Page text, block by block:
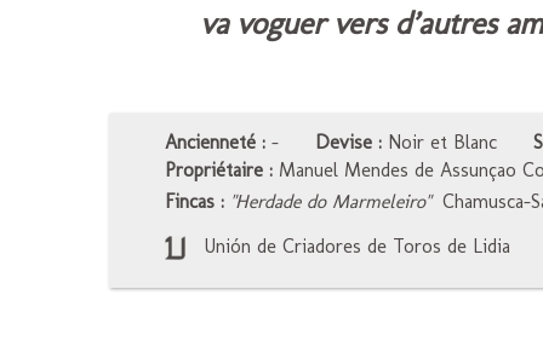
va voguer vers d’autres
Ancienneté : - Devise : Noir et Blanc
Propriétaire : Manuel Mendes de Assunçao
Fincas : "Herdade do Marmeleiro" Chamusca-
Unión de Criadores de Toros de Lidia